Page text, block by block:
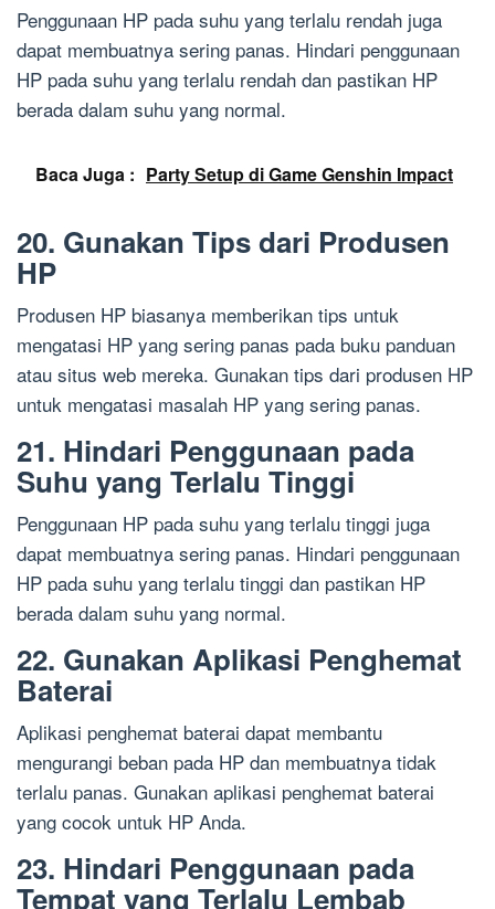
Penggunaan HP pada suhu yang terlalu rendah juga
dapat membuatnya sering panas. Hindari penggunaan
HP pada suhu yang terlalu rendah dan pastikan HP
berada dalam suhu yang normal.
Baca Juga : Party Setup di Game Genshin Impact
20. Gunakan Tips dari Produsen
HP
Produsen HP biasanya memberikan tips untuk
mengatasi HP yang sering panas pada buku panduan
atau situs web mereka. Gunakan tips dari produsen HP
untuk mengatasi masalah HP yang sering panas.
21. Hindari Penggunaan pada
Suhu yang Terlalu Tinggi
Penggunaan HP pada suhu yang terlalu tinggi juga
dapat membuatnya sering panas. Hindari penggunaan
HP pada suhu yang terlalu tinggi dan pastikan HP
berada dalam suhu yang normal.
22. Gunakan Aplikasi Penghemat
Baterai
Aplikasi penghemat baterai dapat membantu
mengurangi beban pada HP dan membuatnya tidak
terlalu panas. Gunakan aplikasi penghemat baterai
yang cocok untuk HP Anda.
23. Hindari Penggunaan pada
Tempat yang Terlalu Lembab